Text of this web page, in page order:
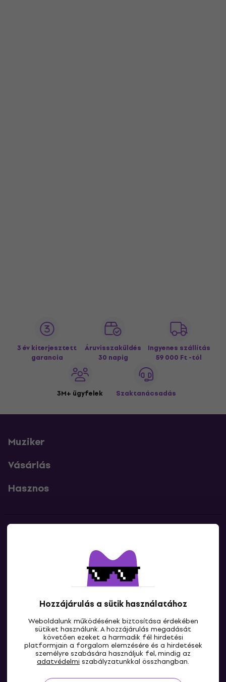
Hozzájárulás a sütik használatához
Weboldalunk működésének biztosítása érdekében
sütiket használunk. A hozzájárulás megadását
követően ezeket a harmadik fél hirdetési
platformjain a forgalom elemzésére és a hirdetések
személyre szabására használjuk fel, mindig az
adatvédelmi szabályzatunkkal összhangban.
3 év kiterjesztett
garancia
Áruvisszaküldés
30 napig
Ingyenes szállítás
59 000 Ft -tól
3M+ ügyfelek Szaktanácsadás
Muziker
Vásárlás
Hasznos
Lépj kapcsolatba velünk
HU